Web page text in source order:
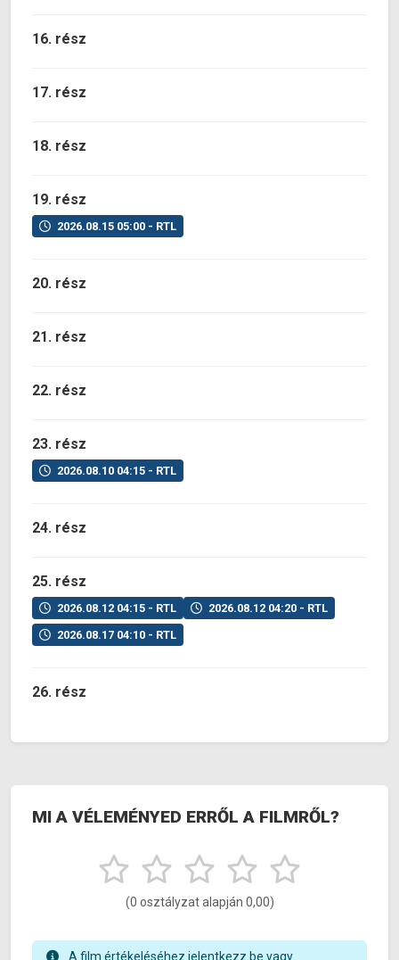
16. rész
17. rész
18. rész
19. rész
2026.08.15 05:00 - RTL
20. rész
21. rész
22. rész
23. rész
2026.08.10 04:15 - RTL
24. rész
25. rész
2026.08.12 04:15 - RTL
2026.08.12 04:20 - RTL
2026.08.17 04:10 - RTL
26. rész
MI A VÉLEMÉNYED ERRŐL A FILMRŐL?
(0 osztályzat alapján 0,00)
A film értékeléséhez jelentkezz be vagy